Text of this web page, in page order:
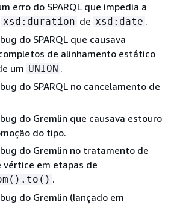
erro do SPARQL que impedia a
xsd:duration de xsd:date .
do SPARQL que causava
de alinhamento estático
um UNION .
do SPARQL no cancelamento de
do Gremlin que causava estouro
do tipo.
do Gremlin no tratamento de
vértice em etapas de
.
do Gremlin (lançado em